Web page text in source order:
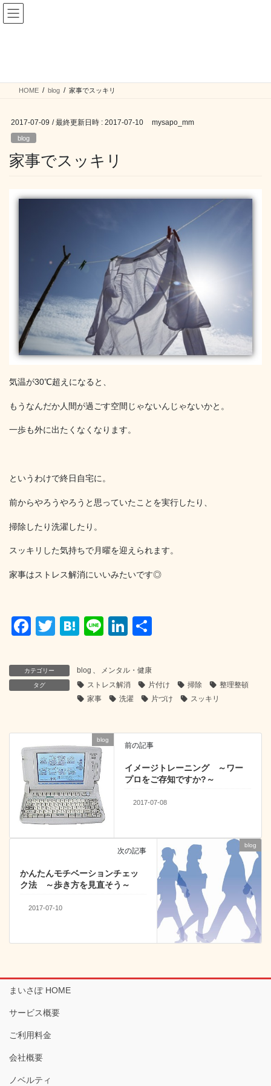
コ
ン
ス
ナ
ビ
ン
HOME blog 家事でスッキリ
2017-07-09 / 最終更新日時 : 2017-07-10 mysapo_mm
blog
家事でスッキリ
気温が30℃超えになると、
もうなんだか人間が過ごす空間じゃないんじゃないかと。
一歩も外に出たくなくなります。
というわけで終日自宅に。
前からやろうやろうと思っていたことを実行したり、
掃除したり洗濯したり。
スッキリした気持ちで月曜を迎えられます。
家事はストレス解消にいいみたいです◎
F
c
e
o
k
T
tt
er
H
e
n
a
Li
e
Li
k
e
dI
カテゴリー blog メンタル・健康
タグ ストレス解消 片付け 掃除
整理整頓
家事
洗濯 片づけ スッキリ
blog
前の記事
イメージトレーニング ～ワー
プロをご存知ですか?～
2017-07-08
blog
次の記事
かんたんモチベーションチェッ
ク法 ～歩き方を見直そう～
2017-07-10
まいさぽ HOME
サービス概要
ご利用料金
会社概要
ノベルティ